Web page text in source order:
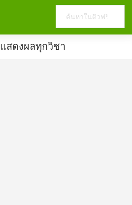
website
แสดงผลทุกวิชา